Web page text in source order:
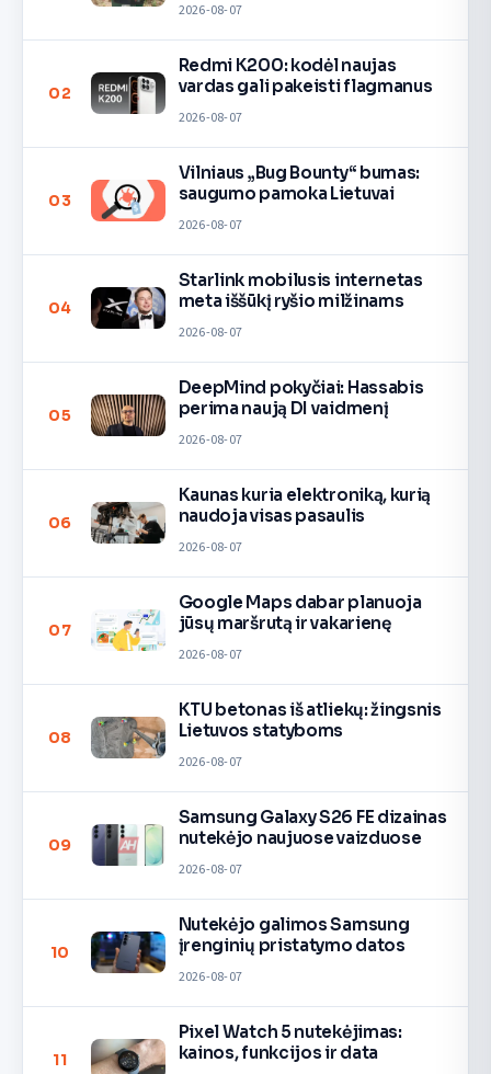
2026-08-07
02
Redmi K200: kodėl naujas
vardas gali pakeisti flagmanus
2026-08-07
03
Vilniaus „Bug Bounty“ bumas:
saugumo pamoka Lietuvai
2026-08-07
04
Starlink mobilusis internetas
meta iššūkį ryšio milžinams
2026-08-07
05
DeepMind pokyčiai: Hassabis
perima naują DI vaidmenį
2026-08-07
06
Kaunas kuria elektroniką, kurią
naudoja visas pasaulis
2026-08-07
07
Google Maps dabar planuoja
jūsų maršrutą ir vakarienę
2026-08-07
08
KTU betonas iš atliekų: žingsnis
Lietuvos statyboms
2026-08-07
09
Samsung Galaxy S26 FE dizainas
nutekėjo naujuose vaizduose
2026-08-07
10
Nutekėjo galimos Samsung
įrenginių pristatymo datos
2026-08-07
11
Pixel Watch 5 nutekėjimas:
kainos, funkcijos ir data